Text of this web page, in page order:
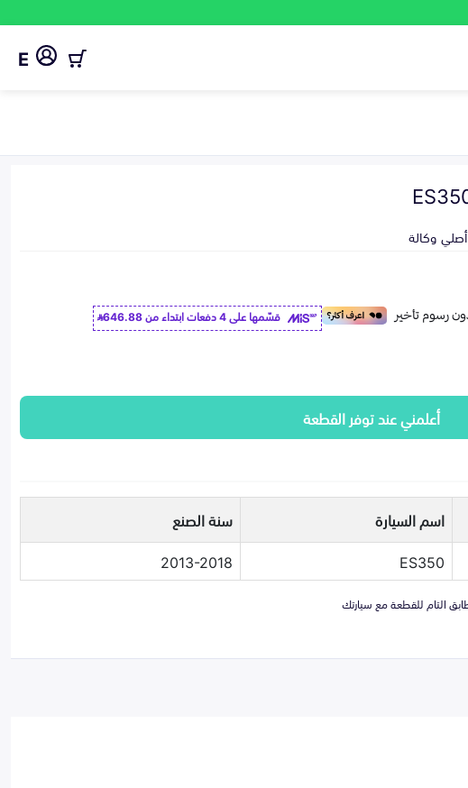
E
أصلي وكالة
قسّمها على 4 دفعات ابتداء من
646.88
أعلمني عند توفر القطعة
اسم السيارة
سنة الصنع
ES350
2013-2018